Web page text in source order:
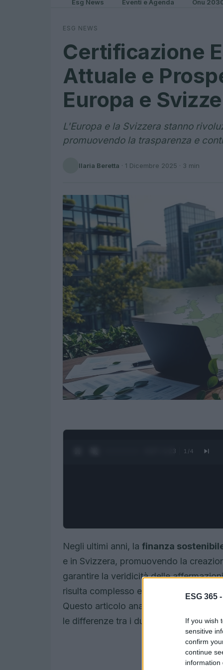
ESG 365 -
If you wish
sensitive
confirm
continue
information
Esg News Eventi e Agenda Onu
ESG NEWS
Certificazione
Attuale e
Europa e
L'Europa e la Svizzera stanno
promuovendo la trasparenza e
Ilaria Beretta · 1 Dicembre 2025 · 3 min
0:28 / 1:23 1 /4
Negli ultimi anni, la finanza
e in Svizzera, promuovendo la
garantire la veridicità delle
risulta complesso e frammentato,
Questo articolo analizza lo stato
le differenze tra i due contesti.